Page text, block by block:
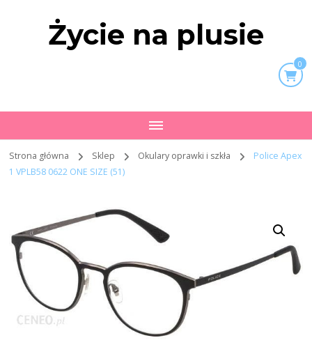
Życie na plusie
0
Strona główna Sklep Okulary oprawki i szkła
Police Apex
1 VPLB58 0622 ONE SIZE (51)